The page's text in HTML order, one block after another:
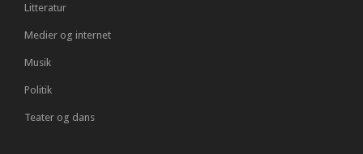
Litteratur
Medier og internet
Musik
Politik
Teater og dans